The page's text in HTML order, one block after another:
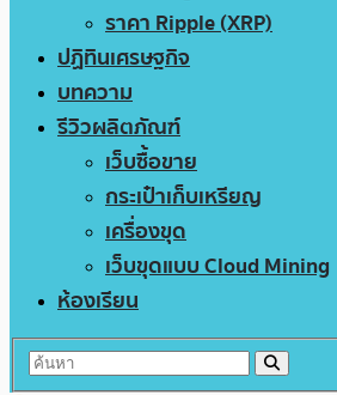
ราคา Ripple (XRP)
ปฏิทินเศรษฐกิจ
บทความ
รีวิวผลิตภัณฑ์
เว็บซื้อขาย
กระเป๋าเก็บเหรียญ
เครื่องขุด
เว็บขุดแบบ Cloud Mining
ห้องเรียน